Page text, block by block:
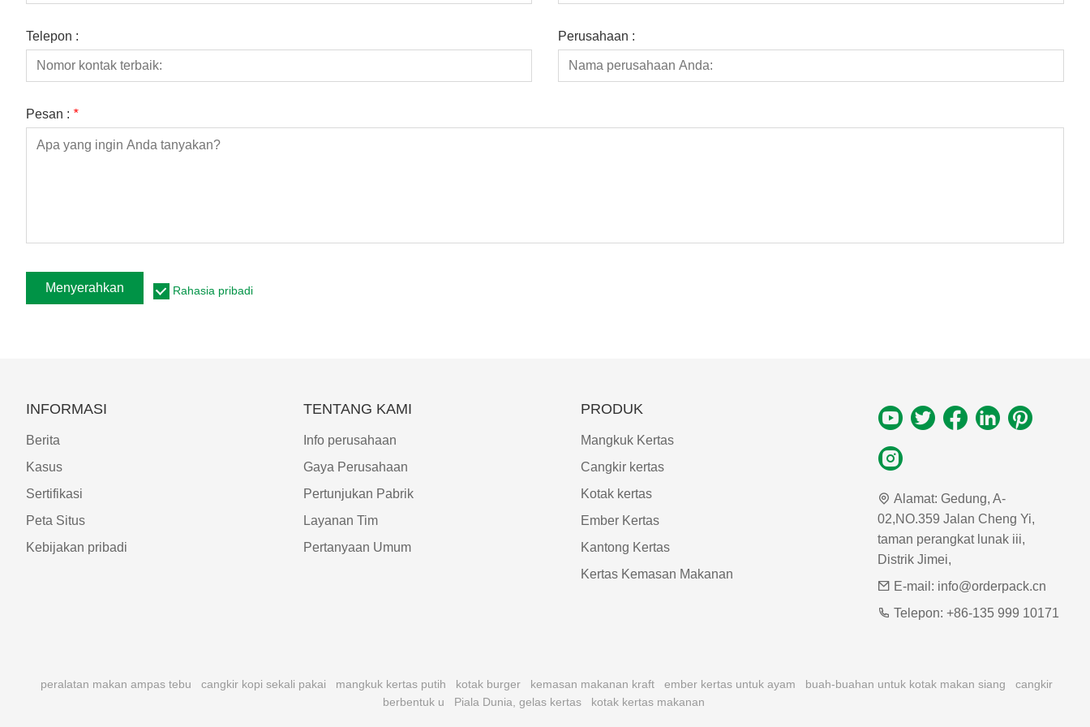
Telepon : Perusahaan :
Pesan : *
Menyerahkan Rahasia pribadi
INFORMASI
Berita
Kasus
Sertifikasi
Peta Situs
Kebijakan pribadi
TENTANG KAMI
Info perusahaan
Gaya Perusahaan
Pertunjukan Pabrik
Layanan Tim
Pertanyaan Umum
PRODUK
Mangkuk Kertas
Cangkir kertas
Kotak kertas
Ember Kertas
Kantong Kertas
Kertas Kemasan Makanan
Alamat: Gedung, A-
02,NO.359 Jalan Cheng Yi,
taman perangkat lunak iii,
Distrik Jimei,
E-mail: info@orderpack.cn
Telepon: +86-135 999 10171
peralatan makan ampas tebu cangkir kopi sekali pakai mangkuk kertas putih kotak burger kemasan makanan kraft ember kertas untuk ayam buah-buahan untuk kotak makan siang
cangkir
berbentuk u
Piala Dunia, gelas kertas kotak kertas makanan